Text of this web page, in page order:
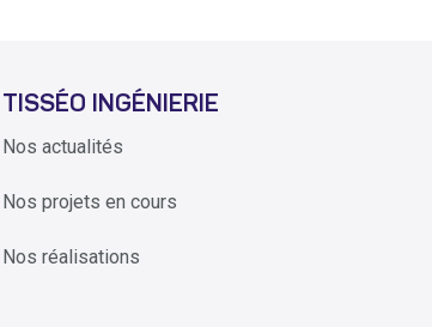
TISSÉO INGÉNIERIE
Nos actualités
Nos projets en cours
Nos réalisations